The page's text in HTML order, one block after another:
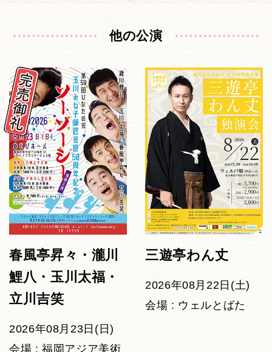
他の公演
春風亭昇々・瀧川
鯉八・玉川太福・
立川吉笑
2026年08月23日(日)
会場 : 福岡アジア美術
三遊亭わん丈
2026年08月22日(土)
会場 : ウェルとばた